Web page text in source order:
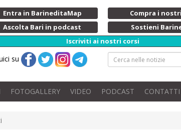
Entra in BarineditaMap
Compra i
Ascolta Bari in podcast
Sostieni
Iscriviti ai nostri corsi
su
FOTOGALLERY VIDEO PODCAST CONTATTI